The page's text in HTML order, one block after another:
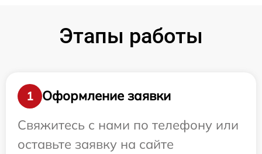
Этапы работы
1
Оформление заявки
Свяжитесь с нами по телефону или
оставьте заявку на сайте